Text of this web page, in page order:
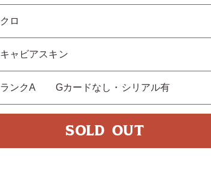
クロ
キャビアスキン
ランクA Gカードなし・シリアル有
SOLD OUT